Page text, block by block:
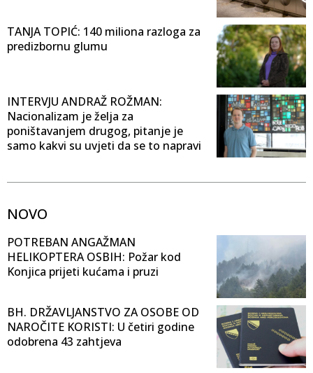
TANJA TOPIĆ: 140 miliona razloga za
predizbornu glumu
INTERVJU ANDRAŽ ROŽMAN:
Nacionalizam je želja za
poništavanjem drugog, pitanje je
samo kakvi su uvjeti da se to napravi
NOVO
POTREBAN ANGAŽMAN
HELIKOPTERA OSBIH: Požar kod
Konjica prijeti kućama i pruzi
BH. DRŽAVLJANSTVO ZA OSOBE OD
NAROČITE KORISTI: U četiri godine
odobrena 43 zahtjeva